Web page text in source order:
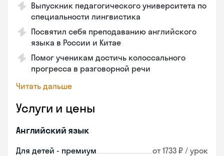
Выпускник педагогического университета по
специальности лингвистика
Посвятил себя преподаванию английского
языка в России и Китае
Помог ученикам достичь колоссального
прогресса в разговорной речи
Читать дальше
Услуги и цены
Английский язык
Для детей - премиум от 1733 ₽ / урок